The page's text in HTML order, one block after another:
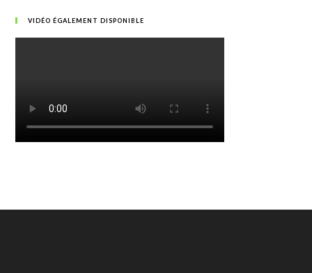
VIDÉO ÉGALEMENT DISPONIBLE